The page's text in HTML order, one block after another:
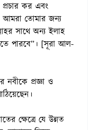
কর এবং
আমরা তোমার জন্য
সাথে অন্য ইলাহ
পারবে”। [সূরা আল-
প্রজ্ঞা ও
ক্ষেত্রে যে উন্নত